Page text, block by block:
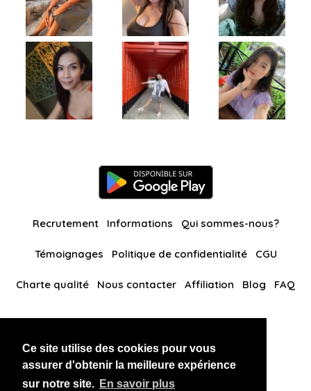
Ce site utilise des cookies pour vous
assurer d'obtenir la meilleure expérience
sur notre site. En savoir plus
Recrutement Informations Qui sommes-nous?
Témoignages Politique de confidentialité CGU
Charte qualité Nous contacter Affiliation Blog FAQ
BlackAndBeauties RussianKisses